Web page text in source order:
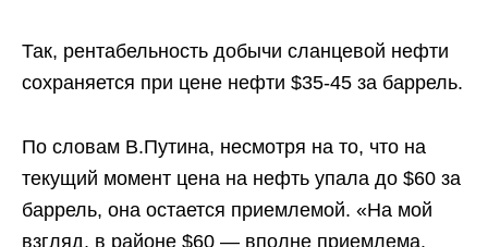
Так, рентабельность добычи сланцевой нефти
сохраняется при цене нефти $35-45 за баррель.
По словам В.Путина, несмотря на то, что на
текущий момент цена на нефть упала до $60 за
баррель, она остается приемлемой. «На мой
взгляд, в районе $60 — вполне приемлема.